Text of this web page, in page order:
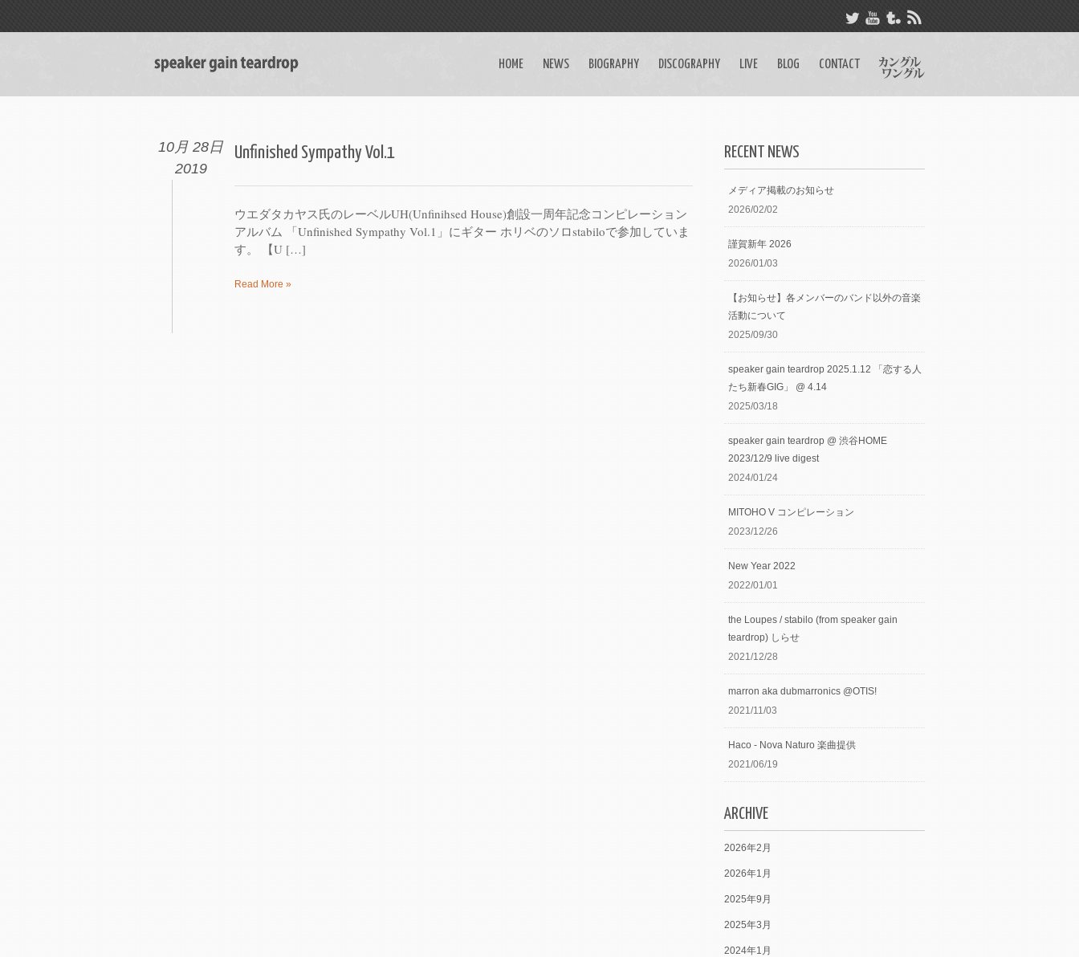
HOME NEWS BIOGRAPHY DISCOGRAPHY LIVE BLOG CONTACT
10月 28日
2019
Unfinished Sympathy Vol.1
ウエダタカヤス氏のレーベルUH(Unfinihsed House)創設一周年記念コンピレーション
アルバム 「Unfinished Sympathy Vol.1」にギター ホリベのソロstabiloで参加していま
す。 【U […]
Read More »
RECENT NEWS
メディア掲載のお知らせ
2026/02/02
謹賀新年 2026
2026/01/03
【お知らせ】各メンバーのバンド以外の音楽
活動について
2025/09/30
speaker gain teardrop 2025.1.12 「恋する人
たち新春GIG」 @ 4.14
2025/03/18
speaker gain teardrop @ 渋谷HOME
2023/12/9 live digest
2024/01/24
MITOHO V コンピレーション
2023/12/26
New Year 2022
2022/01/01
the Loupes / stabilo (from speaker gain
teardrop) しらせ
2021/12/28
marron aka dubmarronics @OTIS!
2021/11/03
Haco - Nova Naturo 楽曲提供
2021/06/19
ARCHIVE
2026年2月
2026年1月
2025年9月
2025年3月
2024年1月